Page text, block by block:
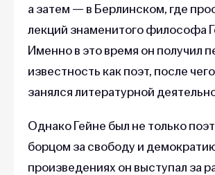
а затем — в Берлинском, где
лекций знаменитого философа
Именно в это время он получил
известность как поэт, после
занялся литературной
Однако Гейне был не только
борцом за свободу и
произведениях он выступал за